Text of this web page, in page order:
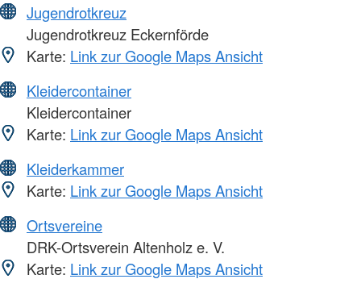
Jugendrotkreuz
Jugendrotkreuz Eckernförde
Karte: Link zur Google Maps Ansicht
Kleidercontainer
Kleidercontainer
Karte: Link zur Google Maps Ansicht
Kleiderkammer
Karte: Link zur Google Maps Ansicht
Ortsvereine
DRK-Ortsverein Altenholz e. V.
Karte: Link zur Google Maps Ansicht